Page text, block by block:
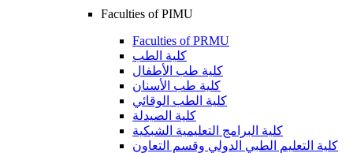
Faculties of PIMU
Faculties of PRMU
كلية الطب
كلية طب الأطفال
كلية طب الأسنان
كلية الطب الوقائي
كلية الصيدلة
كلية البرامج التعليمية الشبكية
كلية التعليم الطبي الدولي وقسم التعاون